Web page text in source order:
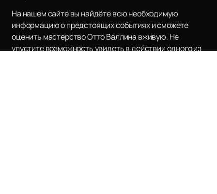
На нашем сайте вы найдёте всю необходимую
информацию о предстоящих событиях и сможете
оценить мастерство Отто Валлина вживую. Не
упустите возможность увидеть в действии одного из